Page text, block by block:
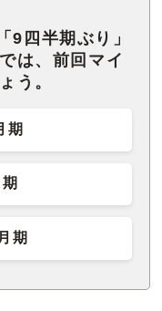
9四半期ぶり」
は、前回マイ
う。
期
期